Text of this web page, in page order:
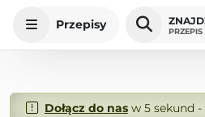
Przepisy PRZEPIS
Dołącz do nasw 5 sekund -